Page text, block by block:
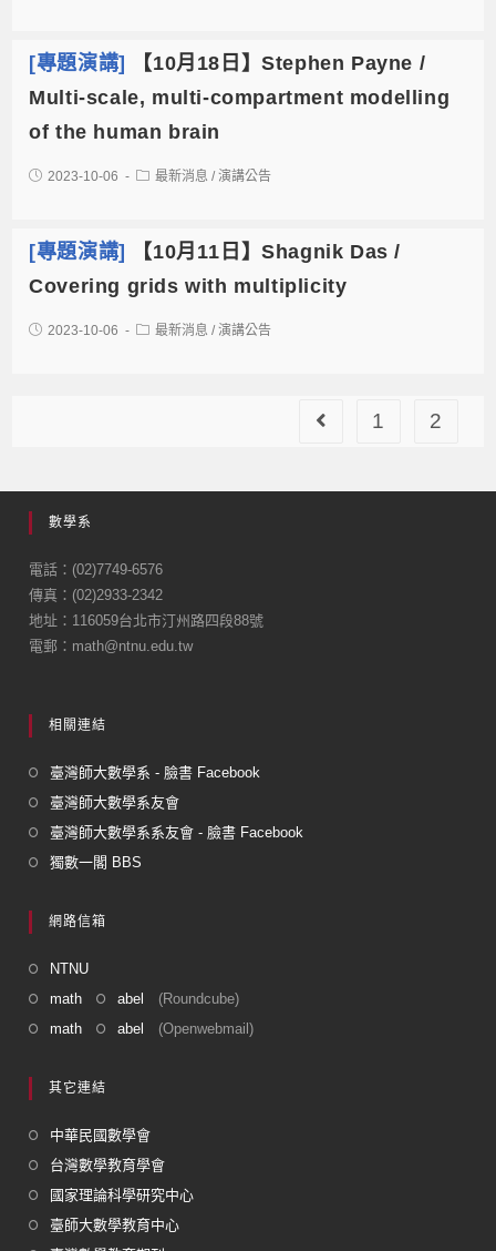
[專題演講]
【10月18日】Stephen Payne /
Multi-scale, multi-compartment modelling
of the human brain
2023-10-06 最新消息 / 演講公告
[專題演講]
【10月11日】Shagnik Das /
Covering grids with multiplicity
2023-10-06 最新消息 / 演講公告
1 2
數學系
電話：(02)7749-6576
傳真：(02)2933-2342
地址：116059台北市汀州路四段88號
電郵：math@ntnu.edu.tw
相關連結
臺灣師大數學系 - 臉書 Facebook
臺灣師大數學系友會
臺灣師大數學系系友會 - 臉書 Facebook
獨數一閣 BBS
網路信箱
NTNU
math
abel
(Roundcube)
math
abel (Openwebmail)
其它連結
中華民國數學會
台灣數學教育學會
國家理論科學研究中心
臺師大數學教育中心